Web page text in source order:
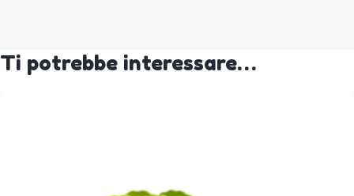
Ti potrebbe interessare…